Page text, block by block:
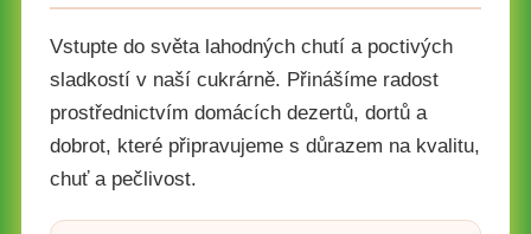
Vstupte do světa lahodných chutí a poctivých
sladkostí v naší cukrárně. Přinášíme radost
prostřednictvím domácích dezertů, dortů a
dobrot, které připravujeme s důrazem na kvalitu,
chuť a pečlivost.